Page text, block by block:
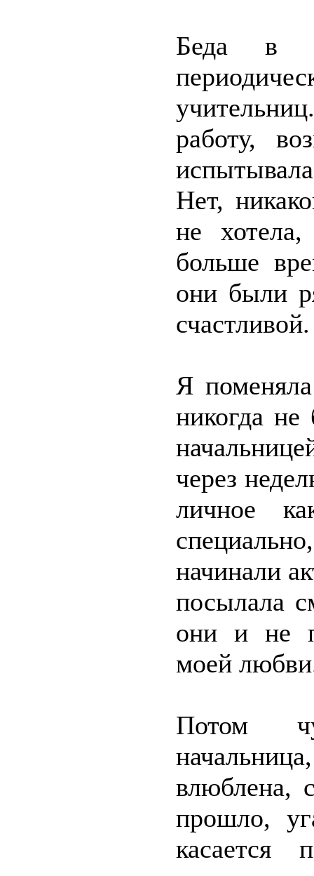
Беда в
работу,
Нет,
не
больше
они были
счастливой.
Я
никогда
через
личное
начинали
посылала
они и не
моей
Потом
влюблена,
прошло,